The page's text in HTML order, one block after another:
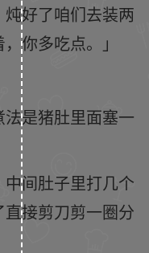
炖好了咱们去装两
你多吃点。」
是猪肚里面塞一
间肚子里打几个
接剪刀剪一圈分